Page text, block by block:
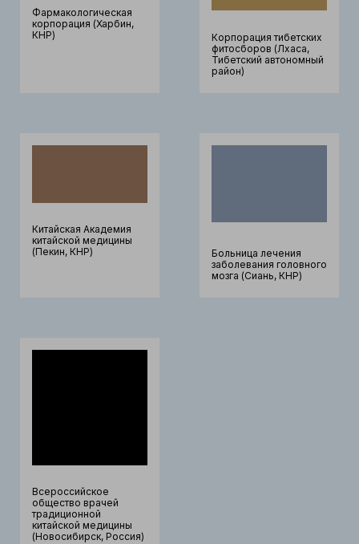
Фармакологическая
корпорация (Харбин,
КНР)
Корпорация тибетских
фитосборов (Лхаса,
Тибетский автономный
район)
Китайская Академия
китайской медицины
(Пекин, КНР)
Больница лечения
заболевания головного
мозга (Сиань, КНР)
Всероссийское
общество врачей
традиционной
китайской медицины
(Новосибирск, Россия)